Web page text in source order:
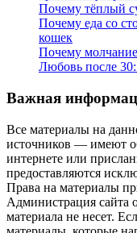
Почему тёплый
Почему еда со
кошек
Почему
Любовь после
Важная
Все материалы на
источников — имеют
интернете или
предоставляются
Права на материалы
Администрация сайта
материала не несет.